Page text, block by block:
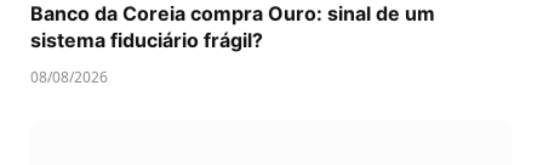
Banco da Coreia compra Ouro: sinal de um
sistema fiduciário frágil?
08/08/2026